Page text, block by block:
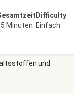
Minuten
Difficulty
Einfach
und